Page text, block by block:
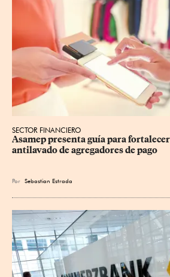
SECTOR FINANCIERO
Asamep presenta guía para
antilavado de agregadores de pago
Por Sebastian Estrada